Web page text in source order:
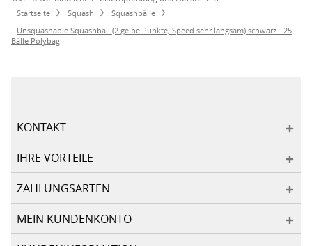
Startseite Squash
Squashbälle
Unsquashable Squashball (2 gelbe Punkte, Speed sehr langsam) schwarz - 25
Bälle Polybag
KONTAKT
IHRE VORTEILE
ZAHLUNGSARTEN
MEIN KUNDENKONTO